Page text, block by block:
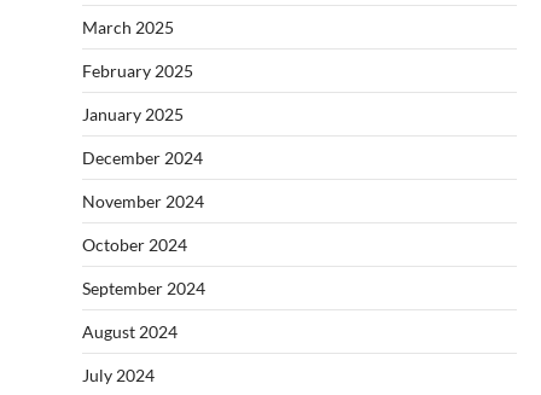
March 2025
February 2025
January 2025
December 2024
November 2024
October 2024
September 2024
August 2024
July 2024